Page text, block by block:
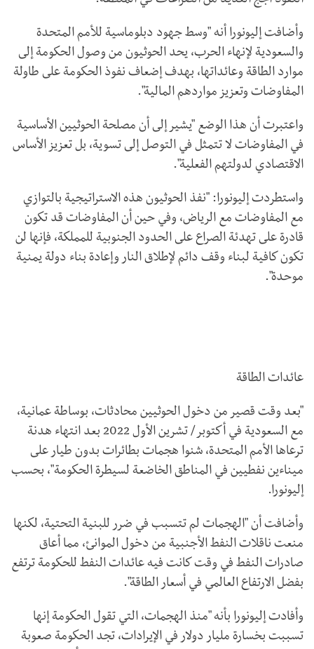
وأضافت إليونورا أنه "وسط جهود دبلوماسية للأمم المتحدة
والسعودية لإنهاء الحرب، يحد الحوثيون من وصول الحكومة إلى
موارد الطاقة وعائداتها، بهدف إضعاف نفوذ الحكومة على طاولة
المفاوضات وتعزيز مواردهم المالية".
واعتبرت أن هذا الوضع "يشير إلى أن مصلحة الحوثيين الأساسية
في المفاوضات لا تتمثل في التوصل إلى تسوية، بل تعزيز الأساس
الاقتصادي لدولتهم الفعلية".
واستطردت إليونورا: "نفذ الحوثيون هذه الاستراتيجية بالتوازي
مع المفاوضات مع الرياض، وفي حين أن المفاوضات قد تكون
قادرة على تهدئة الصراع على الحدود الجنوبية للمملكة، فإنها لن
تكون كافية لبناء وقف دائم لإطلاق النار وإعادة بناء دولة يمنية
موحدة".
عائدات الطاقة
"بعد وقت قصير من دخول الحوثيين محادثات، بوساطة عمانية،
مع السعودية في أكتوبر/ تشرين الأول 2022 بعد انتهاء هدنة
ترعاها الأمم المتحدة، شنوا هجمات بطائرات بدون طيار على
ميناءين نفطيين في المناطق الخاضعة لسيطرة الحكومة"، بحسب
إليونورا.
وأضافت أن "الهجمات لم تتسبب في ضرر للبنية التحتية، لكنها
منعت ناقلات النفط الأجنبية من دخول الموانئ، مما أعاق
صادرات النفط في وقت كانت فيه عائدات النفط للحكومة ترتفع
بفضل الارتفاع العالمي في أسعار الطاقة".
وأفادت إليونورا بأنه "منذ الهجمات، التي تقول الحكومة إنها
تسببت بخسارة مليار دولار في الإيرادات، تجد الحكومة صعوبة